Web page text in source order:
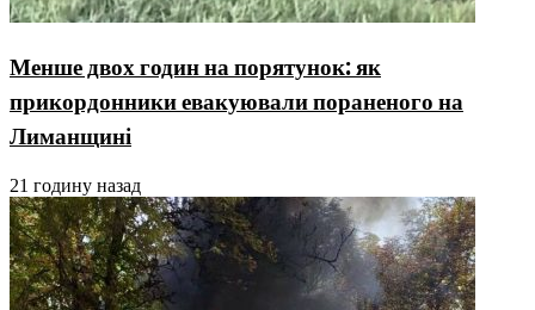
Менше двох годин на порятунок: як
прикордонники евакуювали пораненого на
Лиманщині
21 годину назад